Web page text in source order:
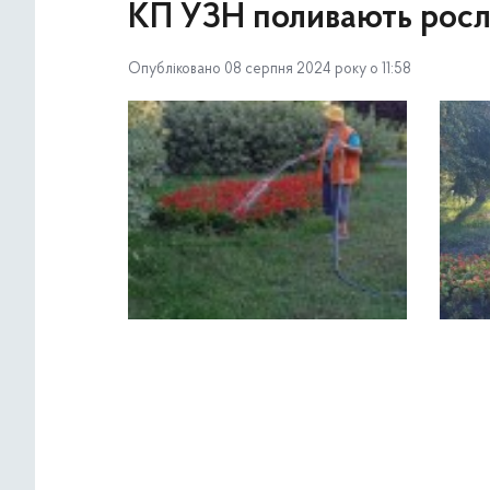
КП УЗН поливають
Опубліковано 08 серпня 2024 року о 11:58